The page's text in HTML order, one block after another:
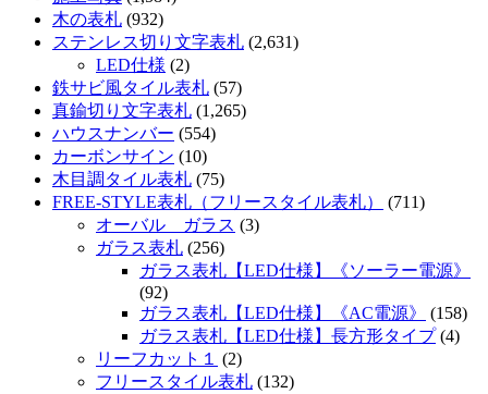
木の表札 (932)
ステンレス切り文字表札 (2,631)
LED仕様 (2)
鉄サビ風タイル表札 (57)
真鍮切り文字表札 (1,265)
ハウスナンバー (554)
カーボンサイン (10)
木目調タイル表札 (75)
FREE-STYLE表札（フリースタイル表札）
(711)
オーバル ガラス (3)
ガラス表札 (256)
ガラス表札【LED仕様】《ソーラー電源》
(92)
ガラス表札【LED仕様】《AC電源》
(158)
ガラス表札【LED仕様】長方形タイプ(4)
リーフカット１
(2)
フリースタイル表札 (132)